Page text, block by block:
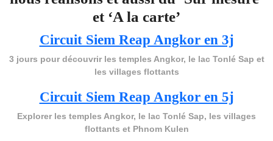
et ‘A la carte’
Circuit Siem Reap Angkor en 3j
3 jours pour découvrir les temples Angkor, le lac Tonlé Sap et
les villages flottants
Circuit Siem Reap Angkor en 5j
Explorer les temples Angkor, le lac Tonlé Sap, les villages
flottants et Phnom Kulen